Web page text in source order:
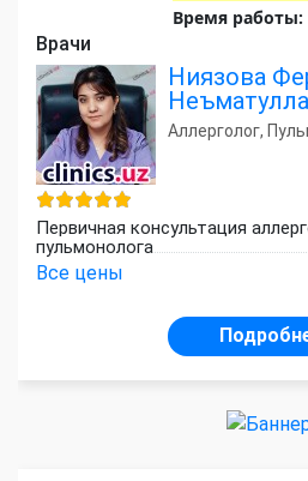
Время работы:
Врачи
Ниязова
Аллерголог,
Первичная консультация
пульмонолога
Все цены